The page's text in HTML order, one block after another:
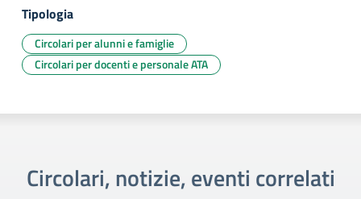
Tipologia
Circolari per alunni e famiglie
Circolari per docenti e personale ATA
Circolari, notizie, eventi correlati